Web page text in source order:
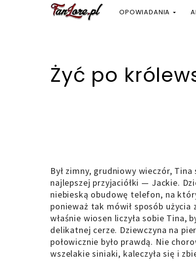
OPOWIADANIA
Żyć po
Był zimny, grudniowy wieczór,
najlepszej przyjaciółki — Jackie.
niebieską obudowę telefon, na
ponieważ tak mówił sposób
właśnie wiosen liczyła sobie Tina,
delikatnej cerze. Dziewczyna na
połowicznie było prawdą. Nie
wszelakie siniaki, kaleczyła się i